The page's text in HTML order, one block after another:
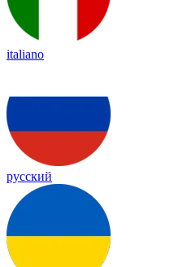
italiano
русский